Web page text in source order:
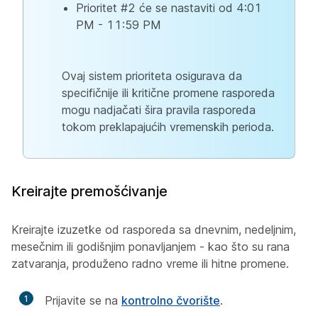
Prioritet #2 će se nastaviti od 4:01
PM - 11:59 PM
Ovaj sistem prioriteta osigurava da
specifičnije ili kritične promene rasporeda
mogu nadjačati šira pravila rasporeda
tokom preklapajućih vremenskih perioda.
Kreirajte premošćivanje
Kreirajte izuzetke od rasporeda sa dnevnim, nedeljnim,
mesečnim ili godišnjim ponavljanjem - kao što su rana
zatvaranja, produženo radno vreme ili hitne promene.
1 Prijavite se na kontrolno čvorište.